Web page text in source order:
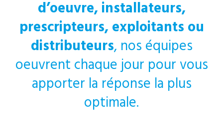
d’oeuvre, installateurs,
prescripteurs, exploitants ou
distributeurs, nos équipes
oeuvrent chaque jour pour vous
apporter la réponse la plus
optimale.